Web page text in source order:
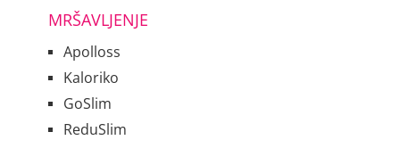
MRŠAVLJENJE
Apolloss
Kaloriko
GoSlim
ReduSlim